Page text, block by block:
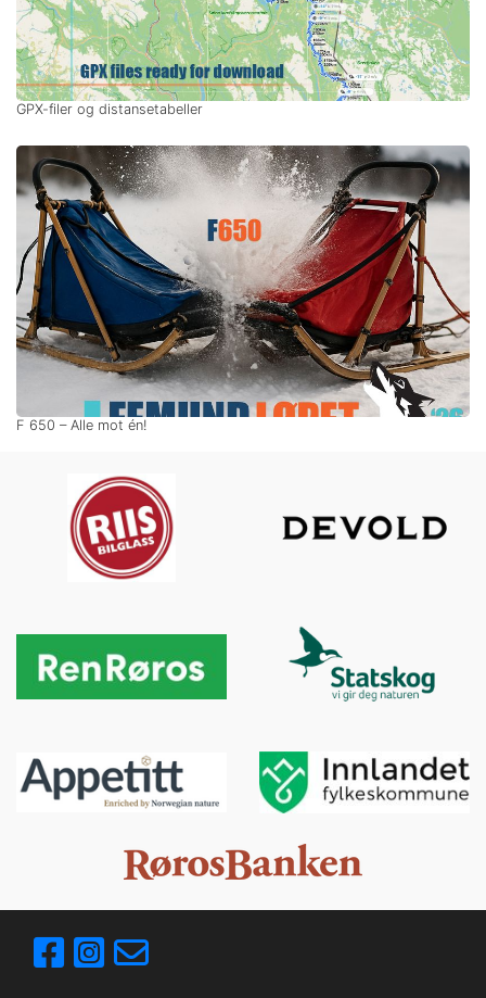
GPX-filer og distansetabeller
F 650 – Alle mot én!